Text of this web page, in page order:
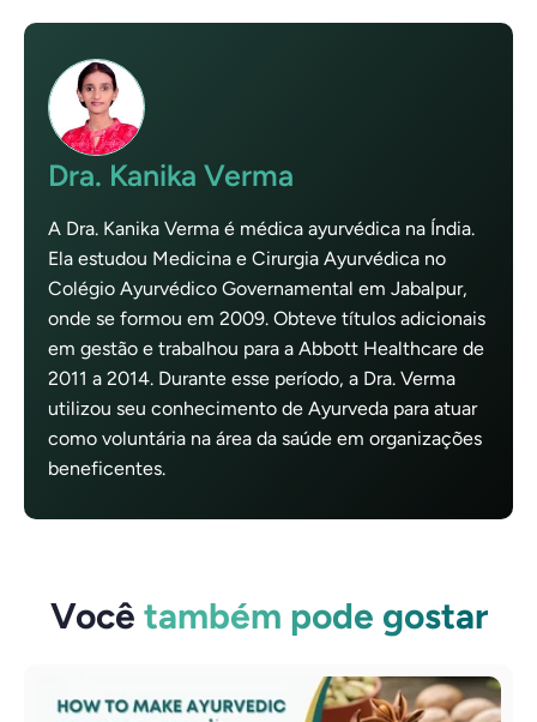
Dra. Kanika Verma
A Dra. Kanika Verma é médica ayurvédica na Índia.
Ela estudou Medicina e Cirurgia Ayurvédica no
Colégio Ayurvédico Governamental em Jabalpur,
onde se formou em 2009. Obteve títulos adicionais
em gestão e trabalhou para a Abbott Healthcare de
2011 a 2014. Durante esse período, a Dra. Verma
utilizou seu conhecimento de Ayurveda para atuar
como voluntária na área da saúde em organizações
beneficentes.
Você também pode gostar